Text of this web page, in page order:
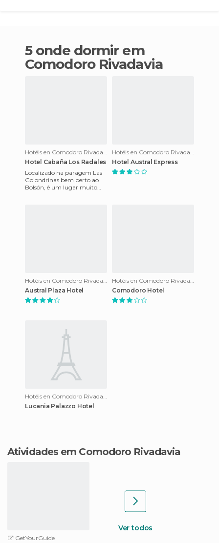
5 onde dormir em
Comodoro Rivadavia
Hotel Cabaña Los Radales
Localizado na paragem Las
Golondrinas bem perto ao
Bolsón, é um lugar muito
Hotel Austral Express
Austral Plaza Hotel
Comodoro Hotel
Lucania Palazzo Hotel
Atividades em Comodoro Rivadavia
GetYourGuide
Ver todos